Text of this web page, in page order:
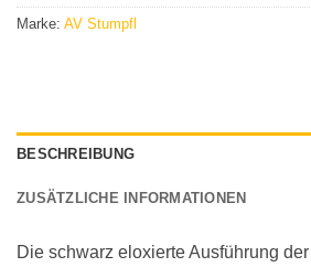
Marke: AV Stumpfl
BESCHREIBUNG
ZUSÄTZLICHE INFORMATIONEN
Die schwarz eloxierte Ausführung der